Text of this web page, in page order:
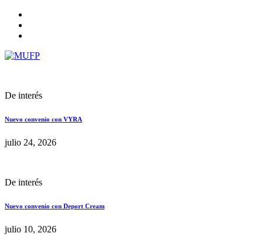
De interés
Nuevo convenio con VYRA
julio 24, 2026
De interés
Nuevo convenio con Deport Cream
julio 10, 2026